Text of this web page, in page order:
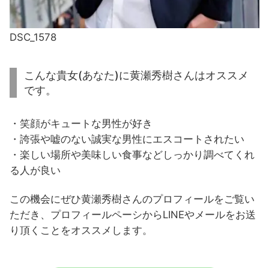
DSC_1578
こんな貴女(あなた)に黄瀬秀樹さんはオススメ
です。
・笑顔がキュートな男性が好き
・誇張や嘘のない誠実な男性にエスコートされたい
・楽しい場所や美味しい食事などしっかり調べてくれ
る人が良い
この機会にぜひ黄瀬秀樹さんのプロフィールをご覧い
ただき、プロフィールペーシからLINEやメールをお送
り頂くことをオススメします。